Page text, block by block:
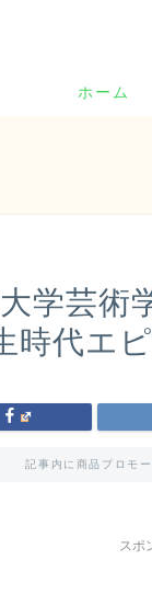
ホーム
学芸術
時代エ
記事内に商品プロモ
スポ